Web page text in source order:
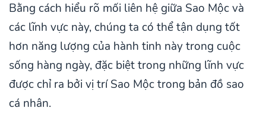
Bằng cách hiểu rõ mối liên hệ giữa Sao Mộc và
các lĩnh vực này, chúng ta có thể tận dụng tốt
hơn năng lượng của hành tinh này trong cuộc
sống hàng ngày, đặc biệt trong những lĩnh vực
được chỉ ra bởi vị trí Sao Mộc trong bản đồ sao
cá nhân.